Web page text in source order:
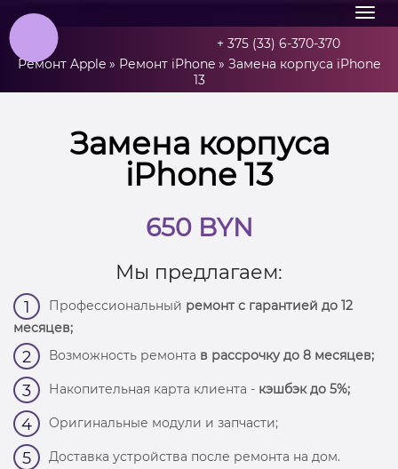
+ 375 (33) 6-370-370
Ремонт Apple » Ремонт iPhone » Замена корпуса iPhone
13
Замена корпуса
iPhone 13
650 BYN
Мы предлагаем:
1 Профессиональный ремонт с гарантией до 12
месяцев;
2 Возможность ремонта в рассрочку до 8 месяцев;
3 Накопительная карта клиента - кэшбэк до 5%;
4 Оригинальные модули и запчасти;
5 Доставка устройства после ремонта на дом.